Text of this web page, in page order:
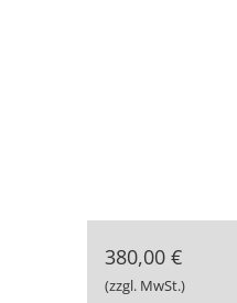
380,00 €
(zzgl. MwSt.)